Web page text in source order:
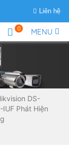
Liên hệ
MENU
0
DS-
IUF Phát Hiện